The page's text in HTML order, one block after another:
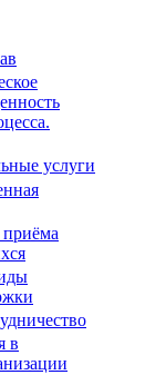
услуги
в